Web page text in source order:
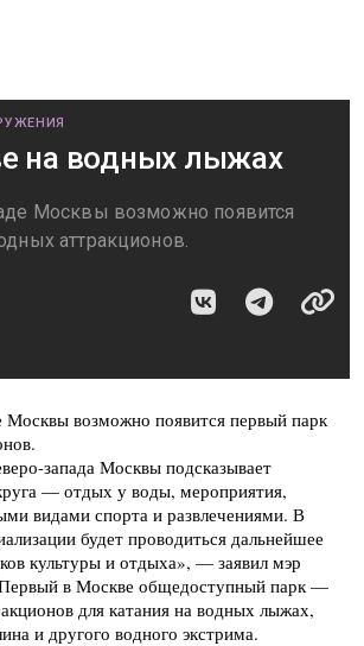
на водных лыжах
Москвы возможно появится
аттракционов.
Москвы возможно появится первый парк
запада Москвы подсказывает
— отдых у воды, мероприятия,
видами спорта и развлечениями. В
будет проводиться дальнейшее
культуры и отдыха», — заявил мэр
в Москве общедоступный парк —
для катания на водных лыжах,
и другого водного экстрима.